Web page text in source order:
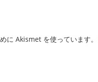
に Akismet を使っています。